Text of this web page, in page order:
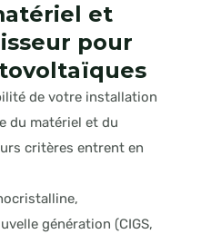
et
pour
de votre installation
du matériel et du
critères entrent en
génération (CIGS,